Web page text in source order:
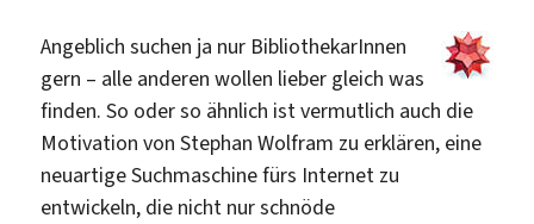
OAIster
Angeblich suchen ja nur BibliothekarInnen
gern – alle anderen wollen lieber gleich was
finden. So oder so ähnlich ist vermutlich auch die
Motivation von Stephan Wolfram zu erklären, eine
neuartige Suchmaschine fürs Internet zu
entwickeln, die nicht nur schnöde